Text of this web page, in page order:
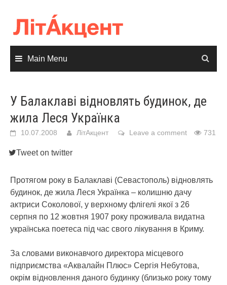
content
Main Menu
У Балаклаві відновлять будинок, де
жила Леся Українка
10.07.2008 ЛітАкцент Leave a comment 731
Tweet on twitter
Протягом року в Балаклаві (Севастополь) відновлять
будинок, де жила Леся Українка – колишню дачу
актриси Соколової, у верхному флігелі якої з 26
серпня по 12 жовтня 1907 року проживала видатна
українська поетеса під час свого лікування в Криму.
За словами виконавчого директора місцевого
підприємства «Аквалайн Плюс» Сергія Небутова,
окрім відновлення даного будинку (близько року тому